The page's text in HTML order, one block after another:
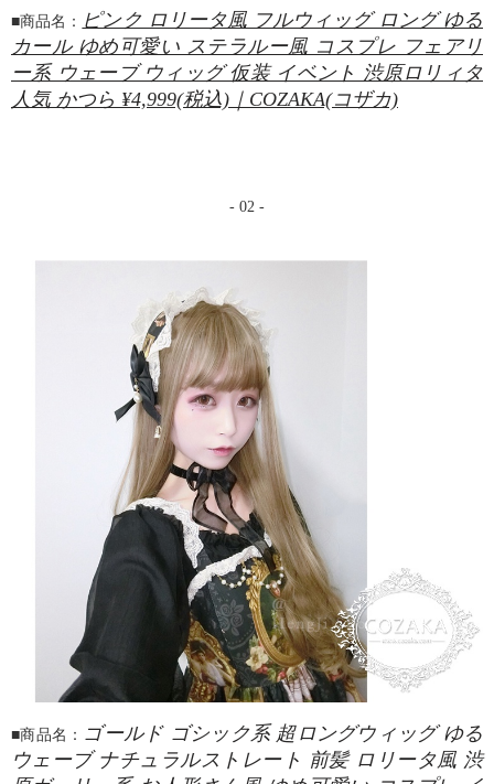
■商品名： ピンク ロリータ風 フルウィッグ ロング ゆる
カール ゆめ可愛い ステラルー風 コスプレ フェアリ
ー系 ウェーブ ウィッグ 仮装 イベント 渋原ロリィタ
人気 かつら ¥4,999(税込)｜COZAKA(コザカ)
- 02 -
■商品名： ゴールド ゴシック系 超ロングウィッグ ゆる
ウェーブ ナチュラルストレート 前髪 ロリータ風 渋